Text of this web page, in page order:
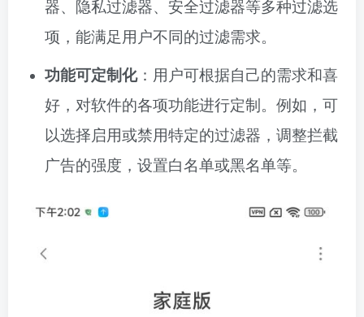
器、隐私过滤器、安全过滤器等多种过滤选
项，能满足用户不同的过滤需求。
功能可定制化：用户可根据自己的需求和喜
好，对软件的各项功能进行定制。例如，可
以选择启用或禁用特定的过滤器，调整拦截
广告的强度，设置白名单或黑名单等。